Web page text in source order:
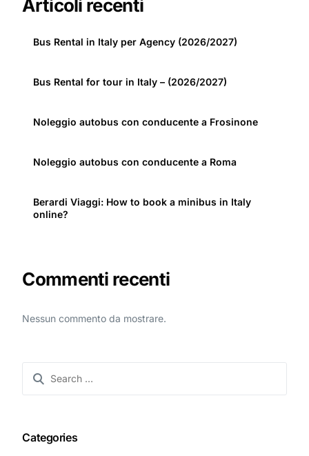
Articoli recenti
Bus Rental in Italy per Agency (2026/2027)
Bus Rental for tour in Italy – (2026/2027)
Noleggio autobus con conducente a Frosinone
Noleggio autobus con conducente a Roma
Berardi Viaggi: How to book a minibus in Italy
online?
Commenti recenti
Nessun commento da mostrare.
Categories